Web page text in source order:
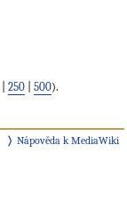
250 500).
Nápověda k MediaWiki